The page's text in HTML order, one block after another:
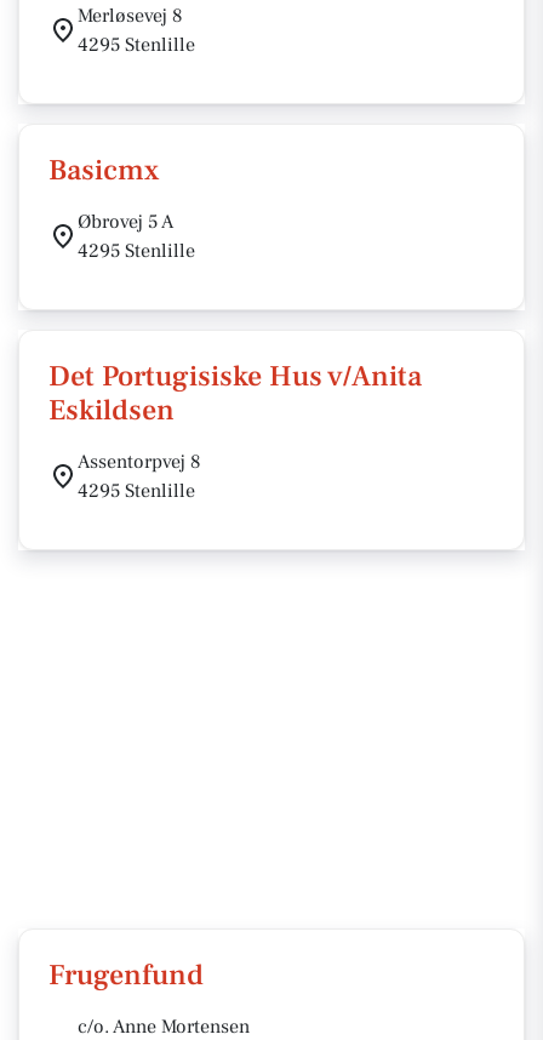
Merløsevej 8
4295 Stenlille
Basicmx
Øbrovej 5 A
4295 Stenlille
Det Portugisiske Hus v/Anita
Eskildsen
Assentorpvej 8
4295 Stenlille
Frugenfund
c/o. Anne Mortensen